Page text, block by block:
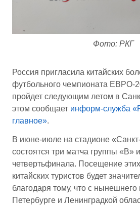
Фото: РКГ
Россия пригласила китайских
футбольного чемпионата ЕВРО-
пройдет следующим летом в
этом сообщает информ-служба
главное».
В июне-июле на стадионе
состоятся три матча группы «В»
четвертьфинала. Посещение
китайских туристов будет
благодаря тому, что с нынешнего
Петербурге и Ленинградкой